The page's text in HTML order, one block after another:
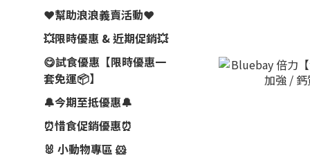
❤️幫助浪浪義賣活動❤️
💥限時優惠 & 近期促銷💥
😋試食優惠【限時優惠一
套免運📦】
🔔今期至抵優惠🔔
⏰惜食促銷優惠⏰
🐰 小動物專區 🐹